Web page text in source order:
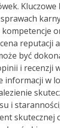
kompetencje
reputacji
być
i recenzji
informacji w
i
skutecznej